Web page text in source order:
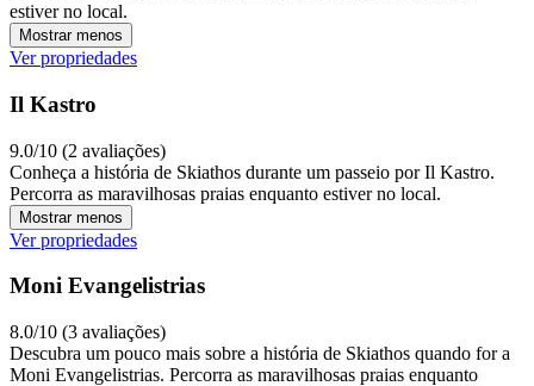
estiver no local.
Mostrar menos
Ver propriedades
Il Kastro
9.0/10 (2 avaliações)
Conheça a história de Skiathos durante um passeio por Il Kastro.
Percorra as maravilhosas praias enquanto estiver no local.
Mostrar menos
Ver propriedades
Moni Evangelistrias
8.0/10 (3 avaliações)
Descubra um pouco mais sobre a história de Skiathos quando for a
Moni Evangelistrias. Percorra as maravilhosas praias enquanto